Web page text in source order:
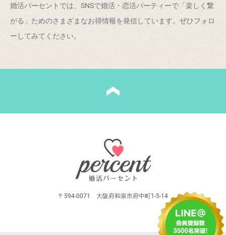
婚活パーセントでは、SNSで婚活・恋活パーティーで「楽しく繋
がる」ためのさまざまなお得情報を発信しています。ぜひフォロ
ーしてみてください。
〒594-0071 大阪府和泉市府中町1-5-14